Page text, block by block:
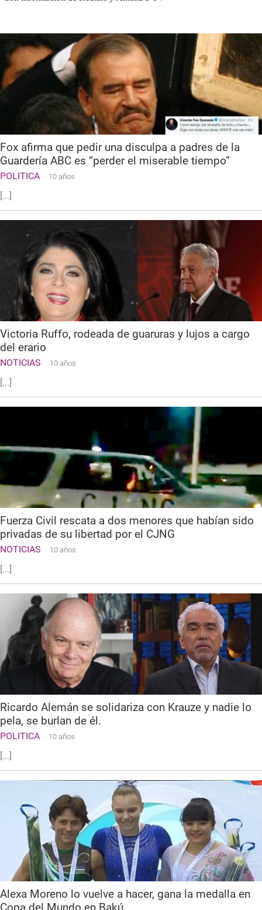
Fox afirma que pedir una disculpa a padres de la
Guardería ABC es “perder el miserable tiempo”
POLITICA 10 años
[...]
Victoria Ruffo, rodeada de guaruras y lujos a cargo
del erario
NOTICIAS 10 años
[...]
Fuerza Civil rescata a dos menores que habían sido
privadas de su libertad por el CJNG
NOTICIAS 10 años
[...]
Ricardo Alemán se solidariza con Krauze y nadie lo
pela, se burlan de él.
POLITICA 10 años
[...]
Alexa Moreno lo vuelve a hacer, gana la medalla en